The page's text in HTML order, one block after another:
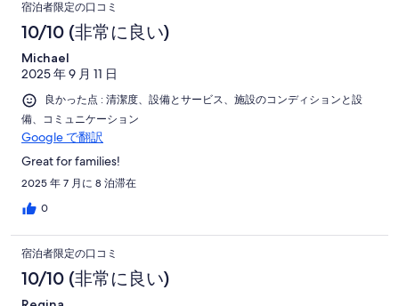
宿泊者限定の口コミ
10/10 (非常に良い)
Michael
2025 年 9 月 11 日
良かった点 : 清潔度、設備とサービス、施設のコンディションと設
備、コミュニケーション
Google で翻訳
Great for families!
2025 年 7 月に 8 泊滞在
0
宿泊者限定の口コミ
10/10 (非常に良い)